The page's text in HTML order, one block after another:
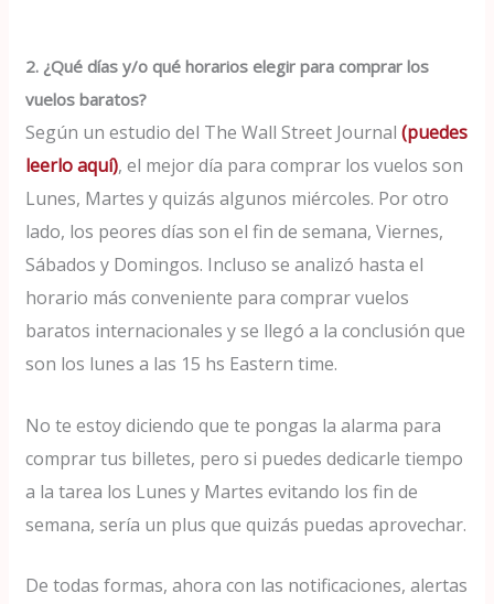
2. ¿Qué días y/o qué horarios elegir para comprar los
vuelos baratos?
Según un estudio del The Wall Street Journal(puedes
leerlo aquí), el mejor día para comprar los vuelos son
Lunes, Martes y quizás algunos miércoles. Por otro
lado, los peores días son el fin de semana, Viernes,
Sábados y Domingos. Incluso se analizó hasta el
horario más conveniente para comprar vuelos
baratos internacionales y se llegó a la conclusión que
son los lunes a las 15 hs Eastern time.
No te estoy diciendo que te pongas la alarma para
comprar tus billetes, pero si puedes dedicarle tiempo
a la tarea los Lunes y Martes evitando los fin de
semana, sería un plus que quizás puedas aprovechar.
De todas formas, ahora con las notificaciones, alertas